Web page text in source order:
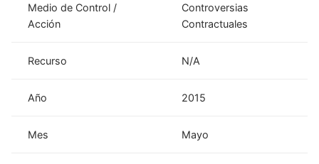
Medio de Control /
Acción
Controversias
Contractuales
Recurso N/A
Año 2015
Mes Mayo